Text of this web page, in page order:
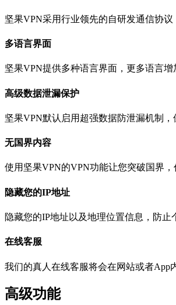
坚果VPN采用行业领先的自研发通信协
多语言界面
坚果VPN提供多种语言界面，更多语言增
高级数据泄漏保护
坚果VPN默认启用超强数据防泄漏机制，
无国界内容
使用坚果VPN的VPN功能让您突破国界
隐藏您的IP地址
隐藏您的IP地址以及地理位置信息，防止
在线客服
我们的真人在线客服将会在网站或者App
高级功能